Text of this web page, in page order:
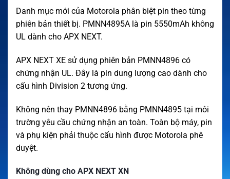
Danh mục mới của Motorola phân biệt pin theo từng
phiên bản thiết bị. PMNN4895A là pin 5550mAh không
UL dành cho APX NEXT.
APX NEXT XE sử dụng phiên bản PMNN4896 có
chứng nhận UL. Đây là pin dung lượng cao dành cho
cấu hình Division 2 tương ứng.
Không nên thay PMNN4896 bằng PMNN4895 tại môi
trường yêu cầu chứng nhận an toàn. Toàn bộ máy, pin
và phụ kiện phải thuộc cấu hình được Motorola phê
duyệt.
Không dùng cho APX NEXT XN